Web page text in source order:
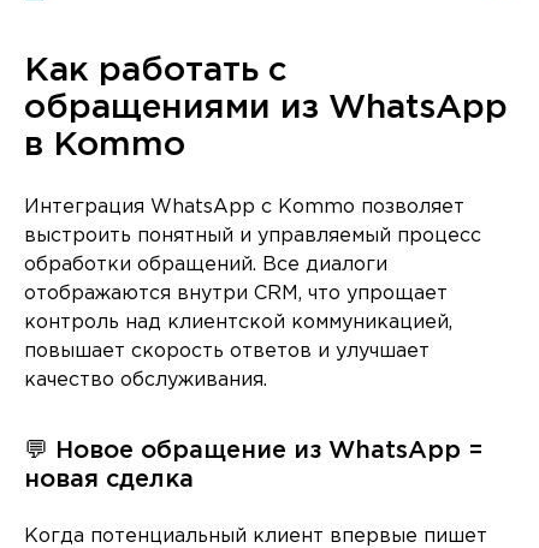
Как работать с
обращениями из WhatsApp
в Kommo
Интеграция WhatsApp с Kommo позволяет
выстроить понятный и управляемый процесс
обработки обращений. Все диалоги
отображаются внутри CRM, что упрощает
контроль над клиентской коммуникацией,
повышает скорость ответов и улучшает
качество обслуживания.
💬 Новое обращение из WhatsApp =
новая сделка
Когда потенциальный клиент впервые пишет